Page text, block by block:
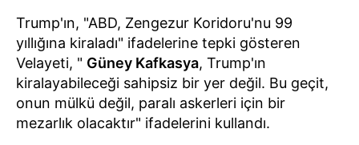
Trump'ın, "ABD, Zengezur Koridoru'nu 99
yıllığına kiraladı" ifadelerine tepki gösteren
Velayeti, " Güney Kafkasya, Trump'ın
kiralayabileceği sahipsiz bir yer değil. Bu geçit,
onun mülkü değil, paralı askerleri için bir
mezarlık olacaktır" ifadelerini kullandı.